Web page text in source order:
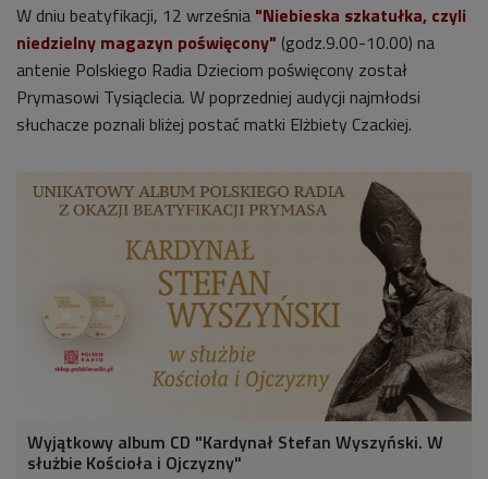
W dniu beatyfikacji, 12 września "Niebieska szkatułka, czyli
niedzielny magazyn poświęcony" (godz.9.00-10.00) na
antenie Polskiego Radia Dzieciom poświęcony został
Prymasowi Tysiąclecia. W poprzedniej audycji najmłodsi
słuchacze poznali bliżej postać matki Elżbiety Czackiej.
Wyjątkowy album CD "Kardynał Stefan Wyszyński. W
służbie Kościoła i Ojczyzny"